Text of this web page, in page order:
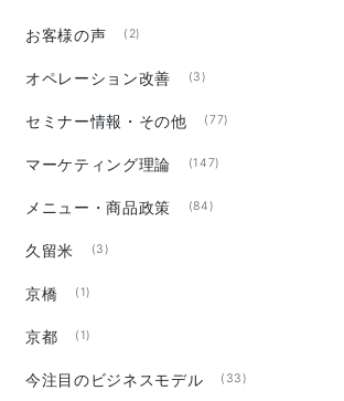
お客様の声 (2)
オペレーション改善 (3)
セミナー情報・その他 (77)
マーケティング理論 (147)
メニュー・商品政策 (84)
久留米 (3)
京橋 (1)
京都 (1)
今注目のビジネスモデル (33)